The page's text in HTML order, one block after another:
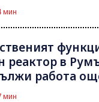
мин
реактор в
работа
мин